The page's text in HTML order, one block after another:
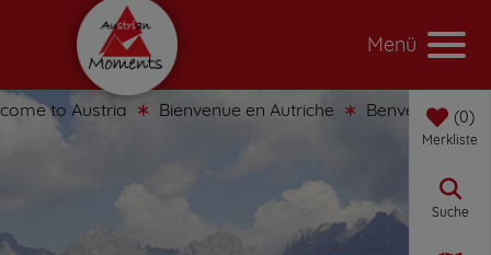
Menü
to Austria Bienvenue en Autriche Benvenuti in 0
Merkliste
Suche